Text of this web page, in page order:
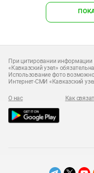
При цитировании информации
«Кавказский узел» обязательна
Использование фото
Интернет-СМИ «Кавказский
О нас Как